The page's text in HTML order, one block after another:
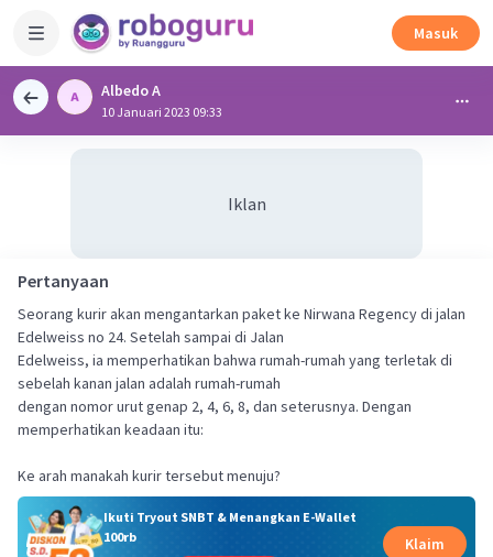
Masuk
Albedo A
10 Januari 2023 09:33
Iklan
Pertanyaan
Seorang kurir akan mengantarkan paket ke Nirwana Regency di jalan
Edelweiss no 24. Setelah sampai di Jalan
Edelweiss, ia memperhatikan bahwa rumah-rumah yang terletak di
sebelah kanan jalan adalah rumah-rumah
dengan nomor urut genap 2, 4, 6, 8, dan seterusnya. Dengan
memperhatikan keadaan itu:
Ke arah manakah kurir tersebut menuju?
Ikuti Tryout SNBT & Menangkan E-Wallet
100rb
Klaim